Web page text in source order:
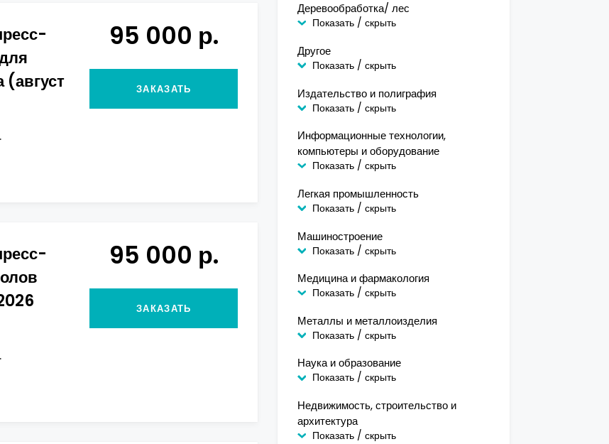
95 000 р.
ЗАКАЗАТЬ
95 000 р.
ЗАКАЗАТЬ
Деревообработка/ лес
Показать / скрыть
Другое
Показать / скрыть
Издательство и полиграфия
Показать / скрыть
Информационные технологии,
компьютеры и оборудование
Показать / скрыть
Легкая промышленность
Показать / скрыть
Машиностроение
Показать / скрыть
Медицина и фармакология
Показать / скрыть
Металлы и металлоизделия
Показать / скрыть
Наука и образование
Показать / скрыть
Недвижимость, строительство и
архитектура
Показать / скрыть